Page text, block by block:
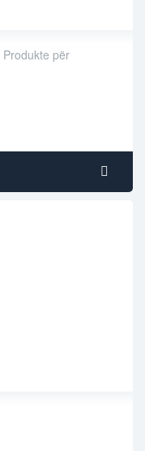
Produkte për